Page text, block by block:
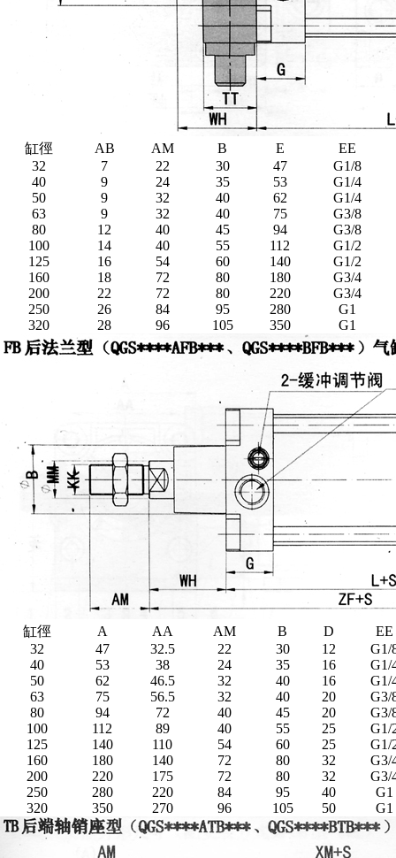
缸徑 AB AM B E
EE
32
7 22 30 47
G1/8
40
9 24 35 53
G1/4
50
9 32 40 62
G1/4
63
9 32 40 75
G3/8
80
12 40 45 94
G3/8
100
14 40 55 112
G1/2
125
16 54 60 140
G1/2
160
18 72 80 180
G3/4
200
22 72 80 220
G3/4
250
26 84 95 280
G1
320
28 96 105 350 G1
缸徑 A AA AM B D
EE
32
47 32.5 22 30 12
G1/
40
53 38 24 35 16
G1/
50
62 46.5 32 40 16
G1/
63
75 56.5 32 40 20
G3/
80
94 72 40 45 20
G3/
100
112 89 40 55 25
G1/
125
140 110 54 60 25
G1/
160
180 140 72 80 32
G3/
200
220 175 72 80 32
G3/
250
280 220 84 95 40
G1
320
350 270 96 105 50 G1